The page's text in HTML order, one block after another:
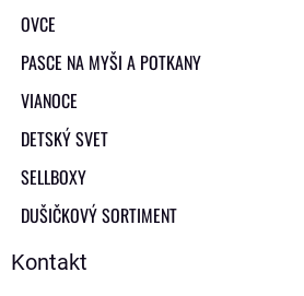
OVCE
PASCE NA MYŠI A POTKANY
VIANOCE
DETSKÝ SVET
SELLBOXY
DUŠIČKOVÝ SORTIMENT
Kontakt